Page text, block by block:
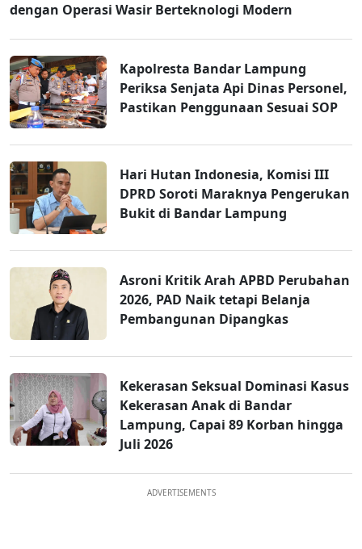
dengan Operasi Wasir Berteknologi Modern
Kapolresta Bandar Lampung
Periksa Senjata Api Dinas Personel,
Pastikan Penggunaan Sesuai SOP
Hari Hutan Indonesia, Komisi III
DPRD Soroti Maraknya Pengerukan
Bukit di Bandar Lampung
Asroni Kritik Arah APBD Perubahan
2026, PAD Naik tetapi Belanja
Pembangunan Dipangkas
Kekerasan Seksual Dominasi Kasus
Kekerasan Anak di Bandar
Lampung, Capai 89 Korban hingga
Juli 2026
ADVERTISEMENTS